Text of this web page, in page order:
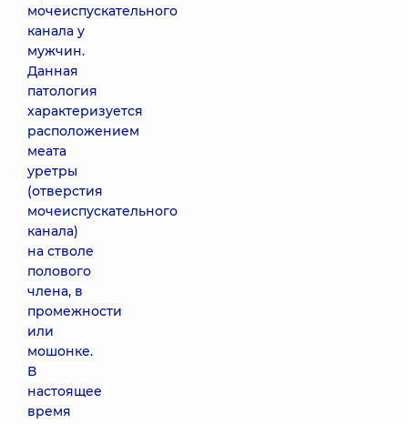
мочеиспускательного
канала у
мужчин.
Данная
патология
характеризуется
расположением
меата
уретры
(отверстия
мочеиспускательного
канала)
на стволе
полового
члена, в
промежности
или
мошонке.
В
настоящее
время